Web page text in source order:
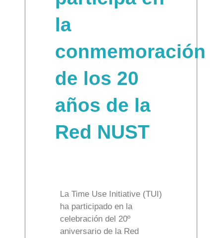
la
conmemoración
de los 20
años de la
Red NUST
La Time Use Initiative (TUI)
ha participado en la
celebración del 20º
aniversario de la Red